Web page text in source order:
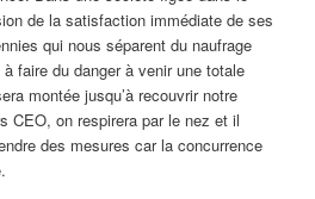
de la satisfaction immédiate de ses
qui nous séparent du naufrage
faire du danger à venir une totale
montée jusqu’à recouvrir notre
CEO, on respirera par le nez et il
des mesures car la concurrence